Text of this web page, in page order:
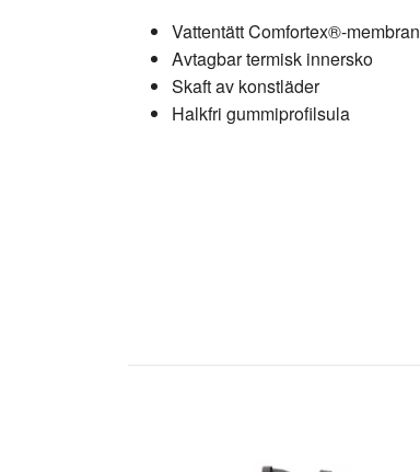
Vattentätt Comfortex®-membran
Avtagbar termisk innersko
Skaft av konstläder
Halkfri gummiprofilsula